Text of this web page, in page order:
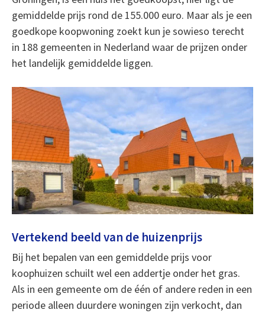
gemiddelde prijs rond de 155.000 euro. Maar als je een
goedkope koopwoning zoekt kun je sowieso terecht
in 188 gemeenten in Nederland waar de prijzen onder
het landelijk gemiddelde liggen.
Vertekend beeld van de huizenprijs
Bij het bepalen van een gemiddelde prijs voor
koophuizen schuilt wel een addertje onder het gras.
Als in een gemeente om de één of andere reden in een
periode alleen duurdere woningen zijn verkocht, dan